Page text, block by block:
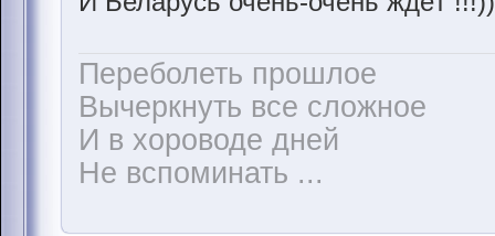
Переболеть прошлое
Вычеркнуть все сложное
И в хороводе дней
Не вспоминать ...